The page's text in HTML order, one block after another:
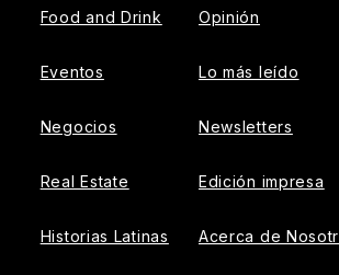
Food and Drink
Eventos
Negocios
Real Estate
Historias Latinas
Opinión
Lo más leído
Newsletters
Edición impresa
Acerca de